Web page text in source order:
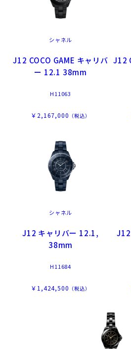
シャネル
J12 COCO GAME キャリバ
ー 12.1 38mm
H11063
￥2,167,000 （税込）
J12
シャネル
J12 キャリバー 12.1,
38mm
H11684
￥1,424,500 （税込）